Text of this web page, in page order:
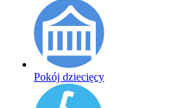
Pokój dziecięcy